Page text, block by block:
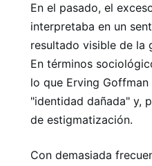
En el pasado, el
interpretaba en un
resultado visible de la
En términos
lo que Erving
"identidad dañada" y,
de estigmatización.
Con demasiada